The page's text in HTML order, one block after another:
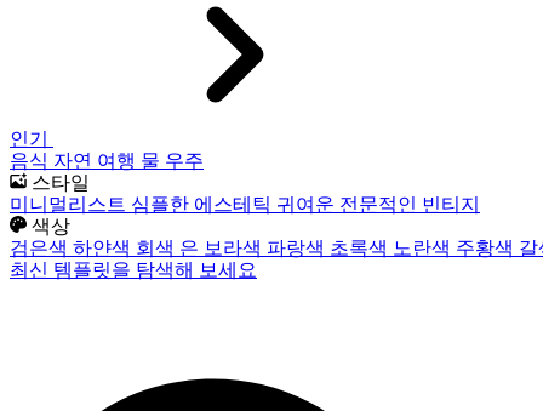
인기
음식 자연 여행 물 우주
스타일
미니멀리스트 심플한 에스테틱 귀여운 전문적인 빈티지
색상
검은색 하얀색 회색 은 보라색 파랑색 초록색 노란색 주황색
최신 템플릿을 탐색해 보세요